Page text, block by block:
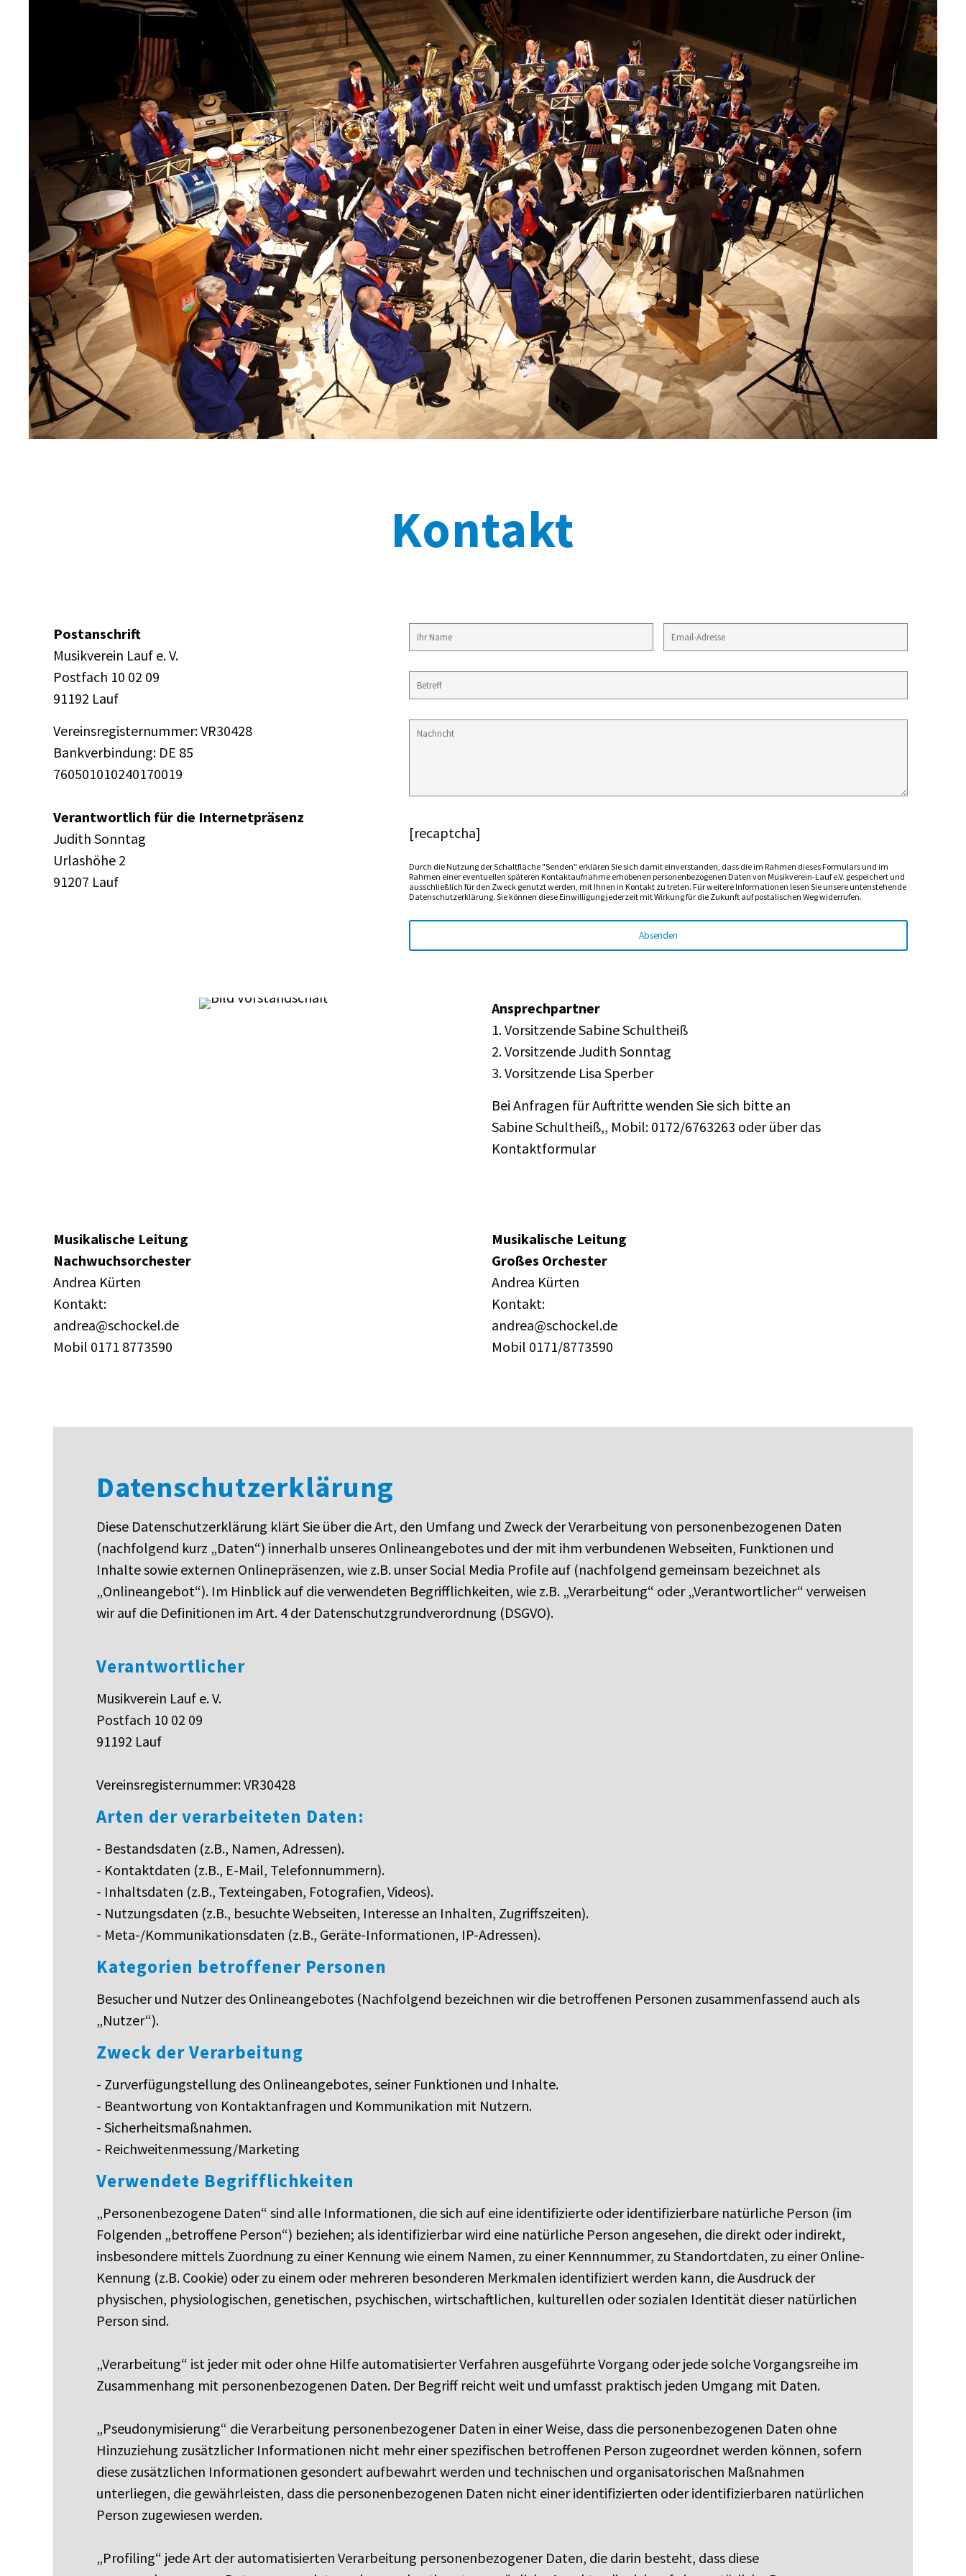
Kontakt
Postanschrift
Musikverein Lauf e. V.
Postfach 10 02 09
91192 Lauf
Vereinsregisternummer: VR30428
Bankverbindung: DE 85
760501010240170019
Verantwortlich für die Internetpräsenz
Judith Sonntag
Urlashöhe 2
91207 Lauf
[recaptcha]
Durch die Nutzung der Schaltfläche "Senden" erklären Sie sich damit einverstanden, dass die im Rahmen dieses Formulars und im
Rahmen einer eventuellen späteren Kontaktaufnahme erhobenen personenbezogenen Daten von Musikverein-Lauf e.V. gespeichert und
ausschließlich für den Zweck genutzt werden, mit Ihnen in Kontakt zu treten. Für weitere Informationen lesen Sie unsere untenstehende
Datenschutzerklärung. Sie können diese Einwilligung jederzeit mit Wirkung für die Zukunft auf postalischen Weg widerrufen.
Ansprechpartner
1. Vorsitzende Sabine Schultheiß
2. Vorsitzende Judith Sonntag
3. Vorsitzende Lisa Sperber
Bei Anfragen für Auftritte wenden Sie sich bitte an
Sabine Schultheiß,, Mobil: 0172/6763263 oder über das
Kontaktformular
Musikalische Leitung
Nachwuchsorchester
Andrea Kürten
Kontakt:
andrea@schockel.de
Mobil 0171 8773590
Musikalische Leitung
Großes Orchester
Andrea Kürten
Kontakt:
andrea@schockel.de
Mobil 0171/8773590
Datenschutzerklärung
Diese Datenschutzerklärung klärt Sie über die Art, den Umfang und Zweck der Verarbeitung von personenbezogenen Daten
(nachfolgend kurz „Daten“) innerhalb unseres Onlineangebotes und der mit ihm verbundenen Webseiten, Funktionen und
Inhalte sowie externen Onlinepräsenzen, wie z.B. unser Social Media Profile auf (nachfolgend gemeinsam bezeichnet als
„Onlineangebot“). Im Hinblick auf die verwendeten Begrifflichkeiten, wie z.B. „Verarbeitung“ oder „Verantwortlicher“ verweisen
wir auf die Definitionen im Art. 4 der Datenschutzgrundverordnung (DSGVO).
Verantwortlicher
Musikverein Lauf e. V.
Postfach 10 02 09
91192 Lauf
Vereinsregisternummer: VR30428
Arten der verarbeiteten Daten:
- Bestandsdaten (z.B., Namen, Adressen).
- Kontaktdaten (z.B., E-Mail, Telefonnummern).
- Inhaltsdaten (z.B., Texteingaben, Fotografien, Videos).
- Nutzungsdaten (z.B., besuchte Webseiten, Interesse an Inhalten, Zugriffszeiten).
- Meta-/Kommunikationsdaten (z.B., Geräte-Informationen, IP-Adressen).
Kategorien betroffener Personen
Besucher und Nutzer des Onlineangebotes (Nachfolgend bezeichnen wir die betroffenen Personen zusammenfassend auch als
„Nutzer“).
Zweck der Verarbeitung
- Zurverfügungstellung des Onlineangebotes, seiner Funktionen und Inhalte.
- Beantwortung von Kontaktanfragen und Kommunikation mit Nutzern.
- Sicherheitsmaßnahmen.
- Reichweitenmessung/Marketing
Verwendete Begrifflichkeiten
„Personenbezogene Daten“ sind alle Informationen, die sich auf eine identifizierte oder identifizierbare natürliche Person (im
Folgenden „betroffene Person“) beziehen; als identifizierbar wird eine natürliche Person angesehen, die direkt oder indirekt,
insbesondere mittels Zuordnung zu einer Kennung wie einem Namen, zu einer Kennnummer, zu Standortdaten, zu einer Online-
Kennung (z.B. Cookie) oder zu einem oder mehreren besonderen Merkmalen identifiziert werden kann, die Ausdruck der
physischen, physiologischen, genetischen, psychischen, wirtschaftlichen, kulturellen oder sozialen Identität dieser natürlichen
Person sind.
„Verarbeitung“ ist jeder mit oder ohne Hilfe automatisierter Verfahren ausgeführte Vorgang oder jede solche Vorgangsreihe im
Zusammenhang mit personenbezogenen Daten. Der Begriff reicht weit und umfasst praktisch jeden Umgang mit Daten.
„Pseudonymisierung“ die Verarbeitung personenbezogener Daten in einer Weise, dass die personenbezogenen Daten ohne
Hinzuziehung zusätzlicher Informationen nicht mehr einer spezifischen betroffenen Person zugeordnet werden können, sofern
diese zusätzlichen Informationen gesondert aufbewahrt werden und technischen und organisatorischen Maßnahmen
unterliegen, die gewährleisten, dass die personenbezogenen Daten nicht einer identifizierten oder identifizierbaren natürlichen
Person zugewiesen werden.
„Profiling“ jede Art der automatisierten Verarbeitung personenbezogener Daten, die darin besteht, dass diese